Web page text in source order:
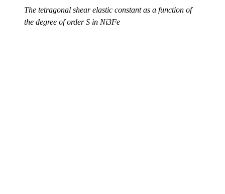
The tetragonal shear elastic constant as a function of
the degree of order S in Ni3Fe